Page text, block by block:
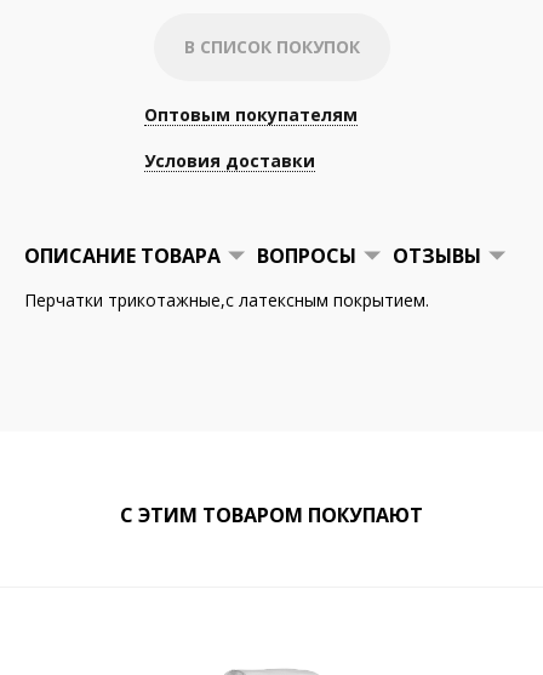
В СПИСОК ПОКУПОК
Оптовым покупателям
Условия доставки
ОПИСАНИЕ ТОВАРА ВОПРОСЫ ОТЗЫВЫ
Перчатки трикотажные,с латексным покрытием.
С ЭТИМ ТОВАРОМ ПОКУПАЮТ